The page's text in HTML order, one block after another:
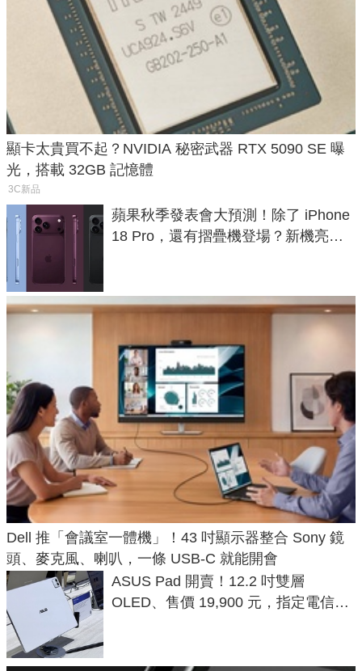
顯卡太貴買不起？NVIDIA 秘密武器 RTX 5090 SE 曝
光，搭載 32GB 記憶體
3C新品
蘋果秋季發表會大預測！除了 iPhone
18 Pro，還有摺疊機登場？新機亮點
Dell 推「會議室一體機」！43 吋顯示器整合 Sony 鏡
頭、麥克風、喇叭，一條 USB-C 就能開會
ASUS Pad 開賣！12.2 吋雙層
OLED、售價 19,900 元，指定電信資